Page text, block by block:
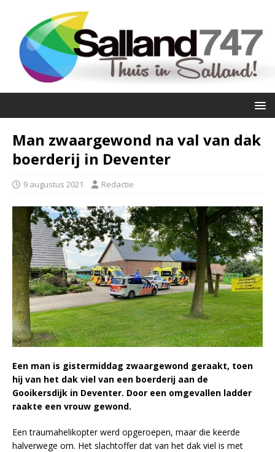
Man zwaargewond na val van dak
boerderij in Deventer
9 augustus 2021 Redactie
Een man is gistermiddag zwaargewond geraakt, toen
hij van het dak viel van een boerderij aan de
Gooikersdijk in Deventer. Door een omgevallen ladder
raakte een vrouw gewond.
Een traumahelikopter werd opgeroepen, maar die keerde
halverwege om. Het slachtoffer dat van het dak viel is met